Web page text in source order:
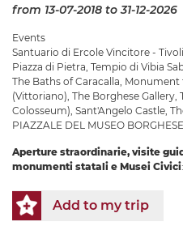
from 13-07-2018 to 31-12-2026
Events
Santuario di Ercole Vincitore - Tivoli
Piazza di Pietra Tempio di Vibia
The Baths of Caracalla Monument
(Vittoriano) The Borghese Gallery
Colosseum) Sant'Angelo Castle
PIAZZALE DEL MUSEO
Aperture straordinarie, visite
monumenti statali e Musei Civici:
Add to my trip